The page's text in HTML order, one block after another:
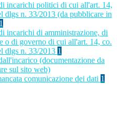
incarichi politici di cui all'art. 14,
dlgs n. 33/2013 (da pubblicare in
1
incarichi di amministrazione, di
o di governo di cui all'art. 14, co.
dlgs n. 33/2013 1
(documentazione da
sul sito web)
comunicazione dei dati 1